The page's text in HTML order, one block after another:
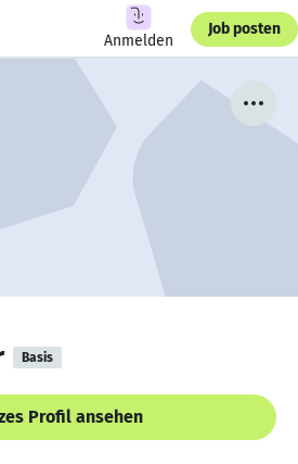
Anmelden
Job posten
Basis
Profil ansehen